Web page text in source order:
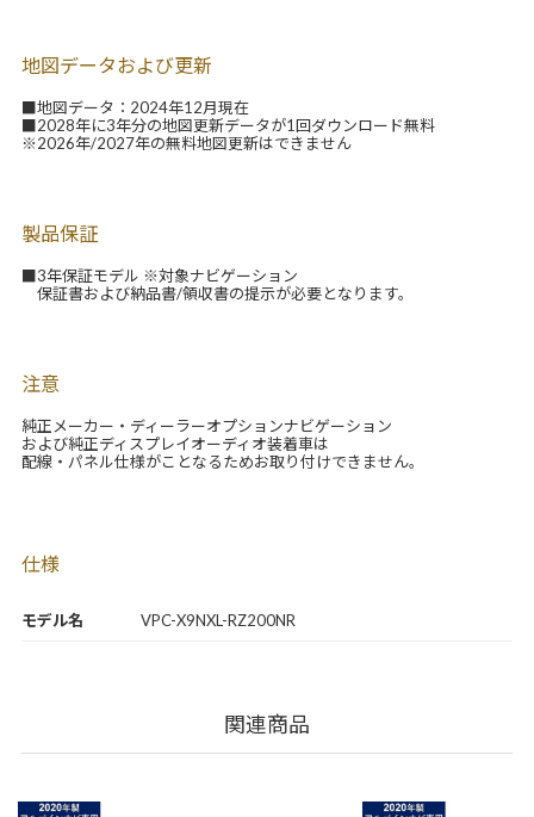
モデル名 VPC-X9NXL-RZ200NR
地図データおよび更新
■地図データ：2024年12月現在
■2028年に3年分の地図更新データが1回ダウンロード無料
※2026年/2027年の無料地図更新はできません
製品保証
■3年保証モデル ※対象ナビゲーション
保証書および納品書/領収書の提示が必要となります。
注意
純正メーカー・ディーラーオプションナビゲーション
および純正ディスプレイオーディオ装着車は
配線・パネル仕様がことなるためお取り付けできません。
仕様
関連商品